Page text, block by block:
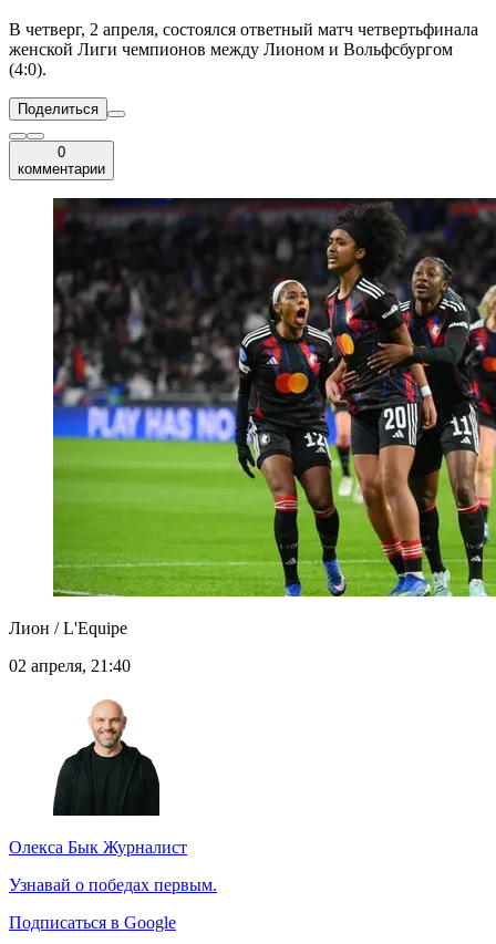
В четверг, 2 апреля, состоялся ответный матч четвертьфинала
женской Лиги чемпионов между Лионом и Вольфсбургом
(4:0).
Поделиться
0
комментарии
Лион / L'Equipe
02 апреля, 21:40
Олекса Бык Журналист
Узнавай о победах первым.
Подписаться в Google